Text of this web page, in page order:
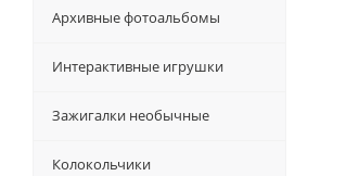
Архивные фотоальбомы
Интерактивные игрушки
Зажигалки необычные
Колокольчики